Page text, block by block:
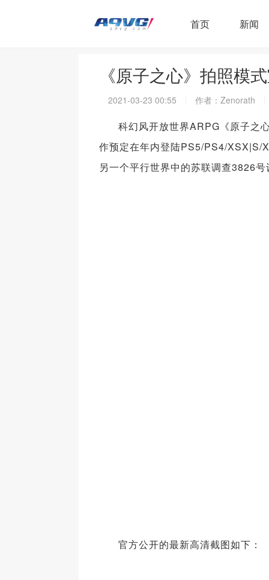
首页 新闻
《原子之心》拍照模
2021-03-23 00:55 作者：Zenorath
科幻风开放世界ARPG《原子之
作预定在年内登陆PS5/PS4/XSX|S/
另一个平行世界中的苏联调查3826
官方公开的最新高清截图如下：